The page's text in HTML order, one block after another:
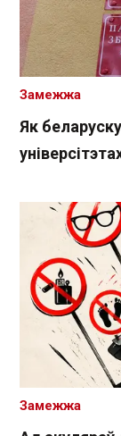
Як
Замежжа
Замежжа